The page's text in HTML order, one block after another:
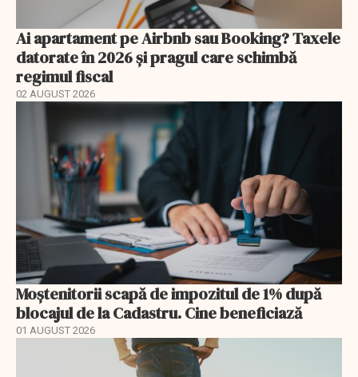
Ai apartament pe Airbnb sau Booking? Taxele
datorate în 2026 și pragul care schimbă
regimul fiscal
02 AUGUST 2026
Moștenitorii scapă de impozitul de 1% după
blocajul de la Cadastru. Cine beneficiază
01 AUGUST 2026